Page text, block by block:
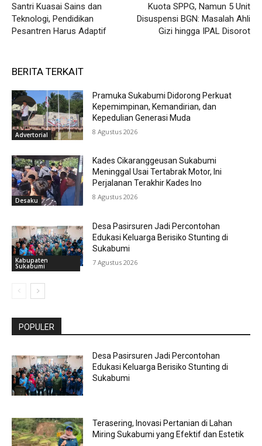
Santri Kuasai Sains dan
Teknologi, Pendidikan
Pesantren Harus Adaptif
Kuota SPPG, Namun 5 Unit
Disuspensi BGN: Masalah Ahli
Gizi hingga IPAL Disorot
BERITA TERKAIT
Advertorial
Pramuka Sukabumi Didorong Perkuat
Kepemimpinan, Kemandirian, dan
Kepedulian Generasi Muda
8 Agustus 2026
Desaku
Kades Cikaranggeusan Sukabumi
Meninggal Usai Tertabrak Motor, Ini
Perjalanan Terakhir Kades Ino
8 Agustus 2026
Kabupaten
Sukabumi
Desa Pasirsuren Jadi Percontohan
Edukasi Keluarga Berisiko Stunting di
Sukabumi
7 Agustus 2026
POPULER
Desa Pasirsuren Jadi Percontohan
Edukasi Keluarga Berisiko Stunting di
Sukabumi
Terasering, Inovasi Pertanian di Lahan
Miring Sukabumi yang Efektif dan Estetik